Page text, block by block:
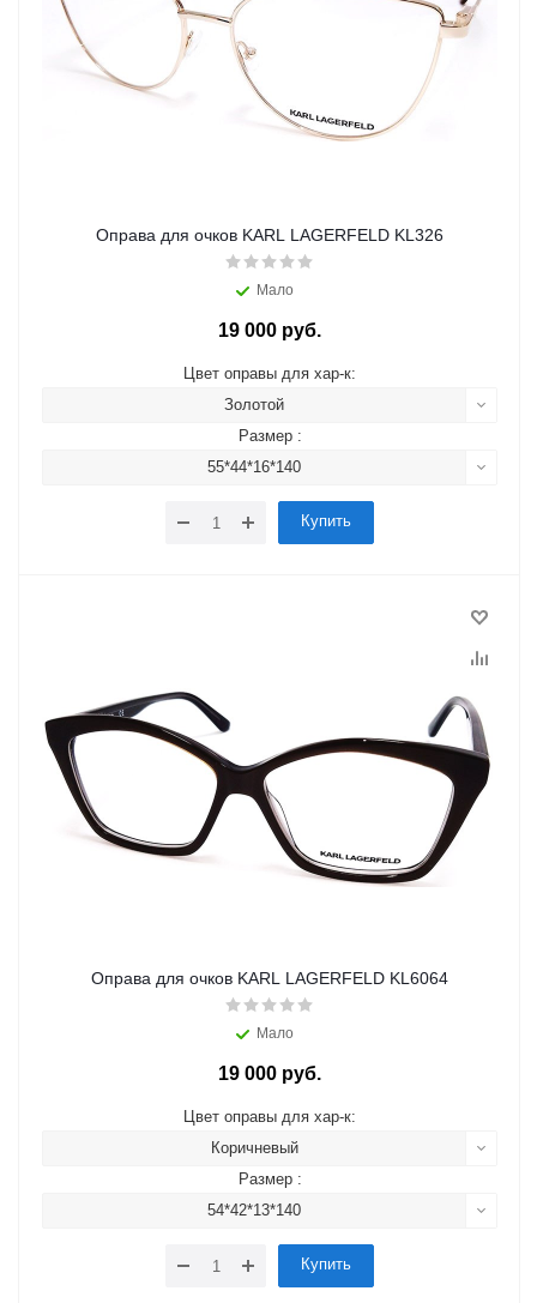
Оправа для очков KARL LAGERFELD KL326
Мало
19 000 руб.
Цвет оправы для хар-к:
Золотой
Размер :
55*44*16*140
Купить
Оправа для очков KARL LAGERFELD KL6064
Мало
19 000 руб.
Цвет оправы для хар-к:
Коричневый
Размер :
54*42*13*140
Купить